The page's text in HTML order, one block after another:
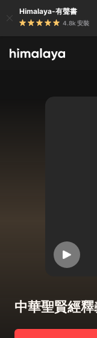
Himalaya-有聲書
4.8k 安裝
中華聖賢經